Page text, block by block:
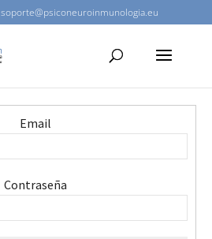
soporte@psiconeuroinmunologia.eu
Email
Contraseña